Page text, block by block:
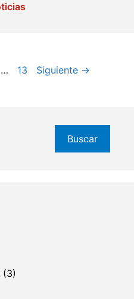
… Página
13 Siguiente →
Buscar
(3)